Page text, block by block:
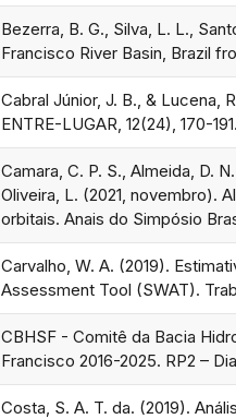
Bezerra, B. G., Silva, L. L.,
Francisco River Basin, Brazil
Cabral Júnior, J. B., & Lucena,
ENTRE-LUGAR, 12(24), 170-191.
Camara, C. P. S., Almeida, D.
Oliveira, L. (2021, novembro).
orbitais. Anais do Simpósio
Carvalho, W. A. (2019).
Assessment Tool (SWAT).
CBHSF - Comitê da Bacia
Francisco 2016-2025. RP2 –
Costa, S. A. T. da. (2019).